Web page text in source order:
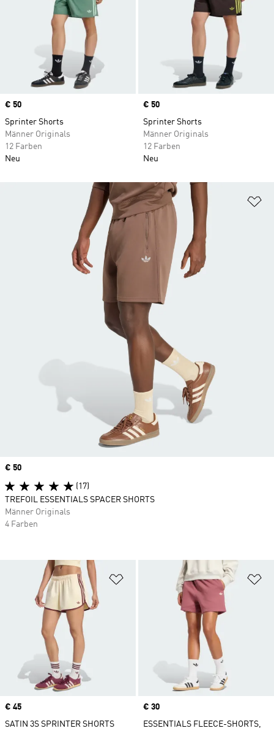
Price
€ 50
Sprinter Shorts
Männer Originals
12 Farben
Neu
Price
€ 50
Sprinter Shorts
Männer Originals
12 Farben
Neu
Zur Wunschliste hinzufügen
Price
€ 45
SATIN 3S SPRINTER SHORTS
Price
€ 30
ESSENTIALS FLEECE-SHORTS,
Price
€ 50
(17)
TREFOIL ESSENTIALS SPACER SHORTS
Männer Originals
4 Farben